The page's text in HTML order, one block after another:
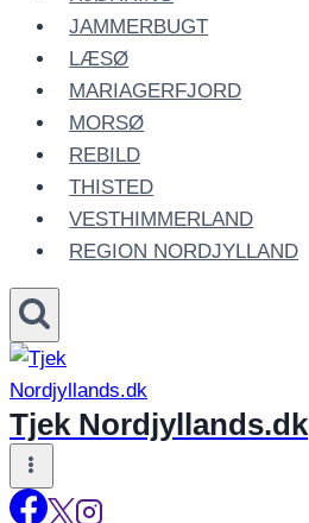
JAMMERBUGT
LÆSØ
MARIAGERFJORD
MORSØ
REBILD
THISTED
VESTHIMMERLAND
REGION NORDJYLLAND
Tjek Nordjyllands.dk